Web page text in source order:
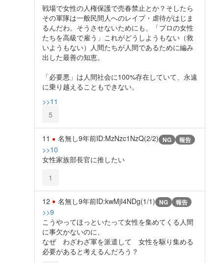
戦場で女性の人権保護で売春禁止とか？そしたら
その軍隊は一般民間人へのレイプ・虐待がはじま
るんだわ。そうさせないためにも、「プロの女性
たちを高級で雇う」これがどうしようもない（救
いようもない）人間たちが人間であるために編み
出した最善の知恵。
「必要悪」は人間社会に100%存在していて、永遠
に乗り越えることもできない。
>>11
5
11 名無し9年前ID:MzNzc1NzQ(2/2) NG 報告
>>10
女性家族部長官に推したい
1
12 名無し9年前ID:kwMjI4NDg(1/1) NG 報告
>>9
こうやってほっといたって女性を集めてくる人間
に事欠かないのに、
なぜ わざわざ軍を派遣して 女性を駆り集める
必要があると考えるんだろう？